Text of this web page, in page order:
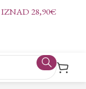
IZNAD 28,90€